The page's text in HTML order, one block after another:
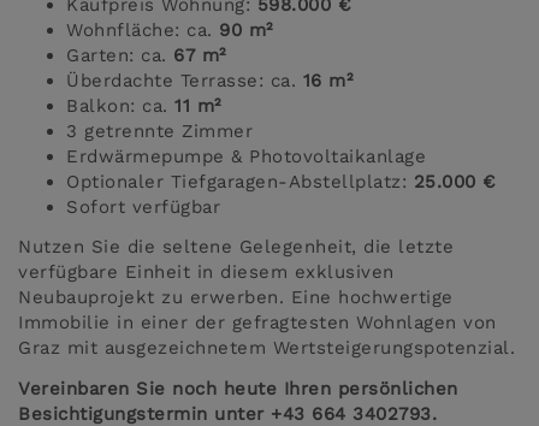
Wohnfläche: ca. 90 m²
Garten: ca. 67 m²
Überdachte Terrasse: ca. 16 m²
Balkon: ca. 11 m²
3 getrennte Zimmer
Erdwärmepumpe & Photovoltaikanlage
Optionaler Tiefgaragen-Abstellplatz: 25.000 €
Sofort verfügbar
Nutzen Sie die seltene Gelegenheit, die letzte
verfügbare Einheit in diesem exklusiven
Neubauprojekt zu erwerben. Eine hochwertige
Immobilie in einer der gefragtesten Wohnlagen von
Graz mit ausgezeichnetem Wertsteigerungspotenzial.
Vereinbaren Sie noch heute Ihren persönlichen
Besichtigungstermin unter +43 664 3402793.